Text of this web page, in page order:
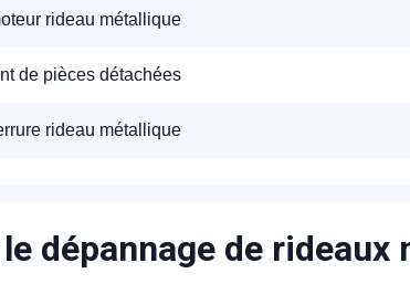
rideau métallique
de pièces détachées
rideau métallique
dépannage de